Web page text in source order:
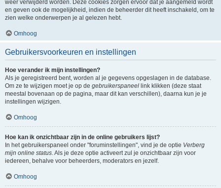
weer verwijderd worden. Deze cookies zorgen ervoor dat je aangemeld wordt
en geven ook de mogelijkheid, indien de beheerder dit heeft inschakeld, om te
zien welke onderwerpen je al gelezen hebt.
Omhoog
Gebruikersvoorkeuren en instellingen
Hoe verander ik mijn instellingen?
Als je geregistreerd bent, worden al je gegevens opgeslagen in de database.
Om ze te wijzigen moet je op de gebruikerspaneel link klikken (deze staat
meestal bovenaan op de pagina, maar dit kan verschillen), daarna kun je je
instellingen wijzigen.
Omhoog
Hoe kan ik onzichtbaar zijn in de online gebruikers lijst?
In het gebruikerspaneel onder "foruminstellingen", vind je de optie Verberg
mijn online status. Als je deze optie activeert zul je onzichtbaar zijn voor
iedereen, behalve voor beheerders, moderators en jezelf.
Omhoog